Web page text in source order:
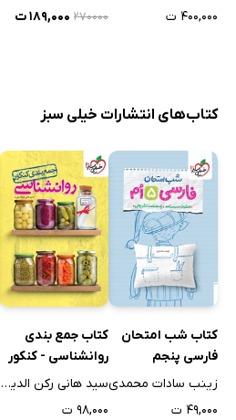
۴۰۰,۰۰۰ ت
۲۷۰۰۰۰ ۱۸۹,۰۰۰ ت
کتاب‌های انتشارات خیلی سبز
کتاب شب امتحان
فارسی پنجم
زینب سادات محمدی
۴۹,۰۰۰ ت
کتاب جمع بندی
روانشناسی - کنکور
سید هانی رکن الدینی
۹۸,۰۰۰ ت